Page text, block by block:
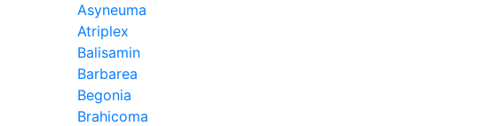
Asyneuma
Atriplex
Balisamin
Barbarea
Begonia
Brahicoma